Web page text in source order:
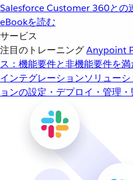
Salesforce Customer 360との
eBookを読む
サービス
注目のトレーニングAnypoint
ス：機能要件と非機能要件を
インテグレーションソリューシ
ョンの設定・デプロイ・管理・